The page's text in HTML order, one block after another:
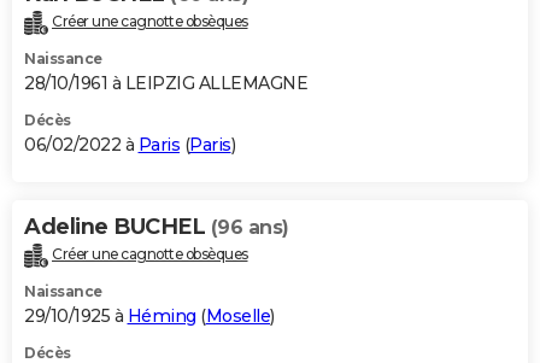
Créer une cagnotte obsèques
Naissance
28/10/1961 à LEIPZIG ALLEMAGNE
Décès
06/02/2022 à Paris (Paris)
Adeline BUCHEL (96 ans)
Créer une cagnotte obsèques
Naissance
29/10/1925 à Héming (Moselle)
Décès